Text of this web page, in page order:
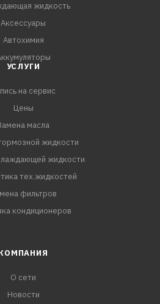
жидкость
Аксессуары
Автохимия
УСЛУГИ
на сервис
Цены
масла
жидкости
жидкости
тех.жидкостей
фильтров
кондиционеров
О сети
Новости